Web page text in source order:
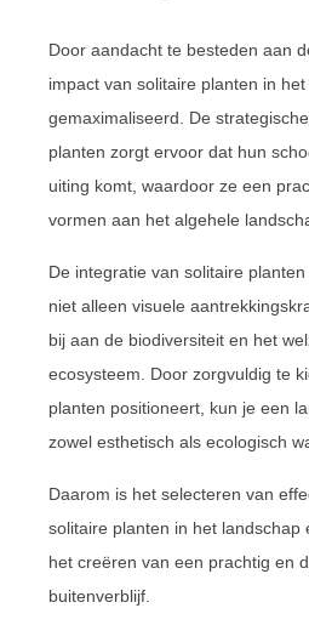
Door aandacht te besteden aan
impact van solitaire planten in
gemaximaliseerd. De
planten zorgt ervoor dat hun
uiting komt, waardoor ze een
vormen aan het algehele
De integratie van solitaire
niet alleen visuele
bij aan de biodiversiteit en het
ecosysteem. Door zorgvuldig te
planten positioneert, kun je een
zowel esthetisch als ecologisch
Daarom is het selecteren van
solitaire planten in het landschap
het creëren van een prachtig en
buitenverblijf.